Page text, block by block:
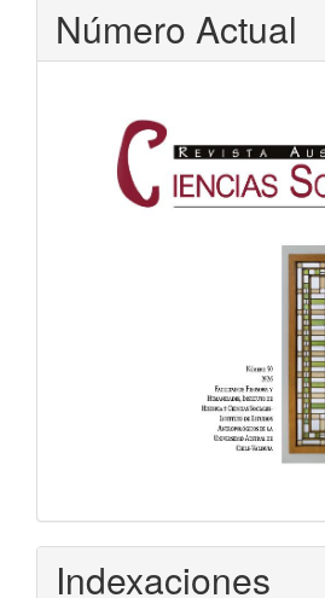
Número Actual
Indexaciones